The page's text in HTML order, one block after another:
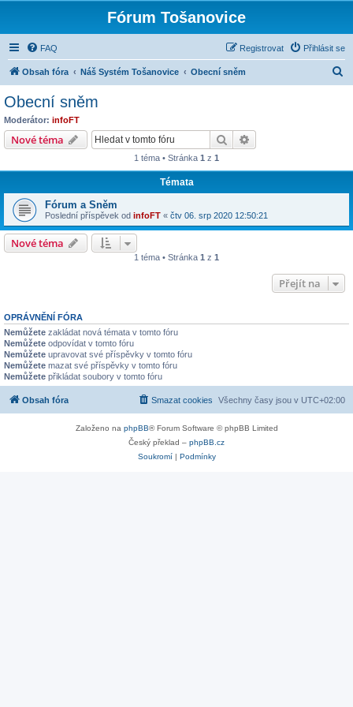
Fórum Tošanovice
FAQ Přihlásit se
Registrovat
Obsah fóra Náš Systém Tošanovice Obecní sněm
Obecní sněm
Moderátor: infoFT
Nové téma Hledat
1 téma • Stránka 1 z 1
Témata
Fórum a Sněm
Poslední příspěvek od infoFT « čtv 06. srp 2020 12:50:21
Nové téma
1 téma • Stránka 1 z 1
Přejít na
OPRÁVNĚNÍ FÓRA
Nemůžete zakládat nová témata v tomto fóru
Nemůžete odpovídat v tomto fóru
Nemůžete upravovat své příspěvky v tomto fóru
Nemůžete mazat své příspěvky v tomto fóru
Nemůžete přikládat soubory v tomto fóru
Obsah fóra Všechny časy jsou v UTC+02:00
Smazat cookies
Založeno na phpBB® Forum Software © phpBB Limited
Český překlad – phpBB.cz
Soukromí| Podmínky